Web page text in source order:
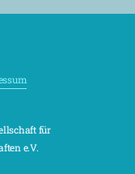
für
e.V.